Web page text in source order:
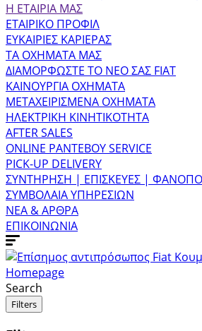
Η ΕΤΑΙΡΙΑ ΜΑΣ
ΕΤΑΙΡΙΚΟ ΠΡΟΦΙΛ
ΕΥΚΑΙΡΙΕΣ ΚΑΡΙΕΡΑΣ
ΤΑ ΟΧΗΜΑΤΑ ΜΑΣ
ΔΙΑΜΟΡΦΩΣΤΕ ΤΟ ΝΕΟ ΣΑΣ FIAT
ΚΑΙΝΟΥΡΓΙΑ ΟΧΗΜΑΤΑ
ΜΕΤΑΧΕΙΡΙΣΜΕΝΑ ΟΧΗΜΑΤΑ
ΗΛΕΚΤΡΙΚΗ ΚΙΝΗΤΙΚΟΤΗΤΑ
AFTER SALES
ONLINE ΡΑΝΤΕΒΟΥ SERVICE
PICK-UP DELIVERY
ΣΥΝΤΗΡΗΣΗ | ΕΠΙΣΚΕΥΕΣ |
ΣΥΜΒΟΛΑΙΑ ΥΠΗΡΕΣΙΩΝ
ΝΕΑ & ΑΡΘΡΑ
ΕΠΙΚΟΙΝΩΝΙΑ
Homepage
Search
Filters